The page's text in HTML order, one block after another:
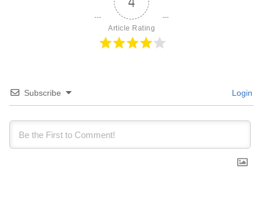
Article Rating
Subscribe Login